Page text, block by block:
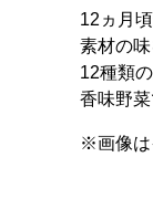
12ヵ月
素材の味
12種類
香味野
※画像は